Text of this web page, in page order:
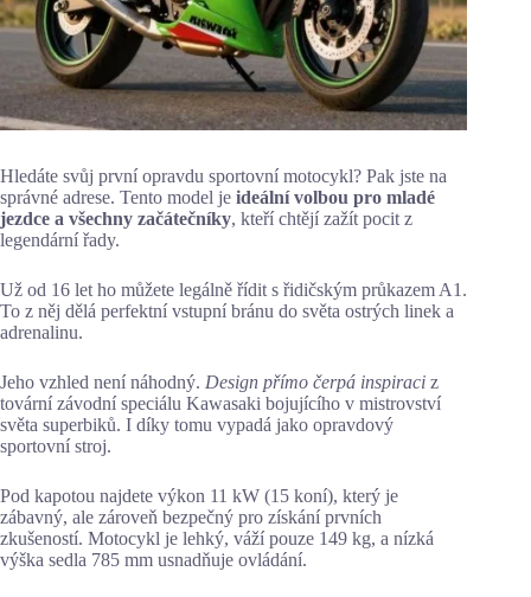
Hledáte svůj první opravdu sportovní motocykl? Pak jste na
správné adrese. Tento model je ideální volbou pro mladé
jezdce a všechny začátečníky, kteří chtějí zažít pocit z
legendární řady.
Už od 16 let ho můžete legálně řídit s řidičským průkazem A1.
To z něj dělá perfektní vstupní bránu do světa ostrých linek a
adrenalinu.
Jeho vzhled není náhodný. Design přímo čerpá inspiraci z
tovární závodní speciálu Kawasaki bojujícího v mistrovství
světa superbiků. I díky tomu vypadá jako opravdový
sportovní stroj.
Pod kapotou najdete výkon 11 kW (15 koní), který je
zábavný, ale zároveň bezpečný pro získání prvních
zkušeností. Motocykl je lehký, váží pouze 149 kg, a nízká
výška sedla 785 mm usnadňuje ovládání.